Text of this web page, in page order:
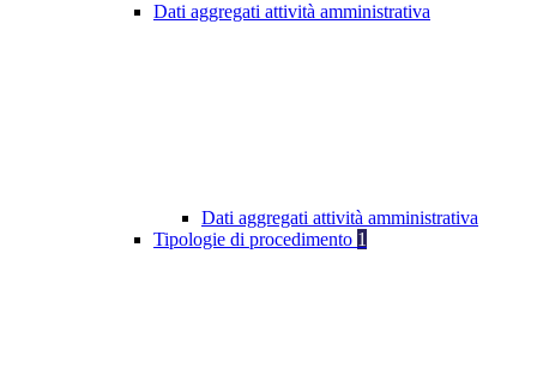
Dati aggregati attività amministrativa
Dati aggregati attività amministrativa
Tipologie di procedimento 1